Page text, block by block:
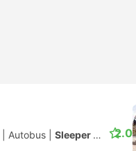
Autobus Sleeper con AC 2.0